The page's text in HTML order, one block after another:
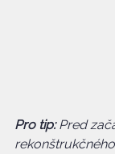
Pro tip: Pred